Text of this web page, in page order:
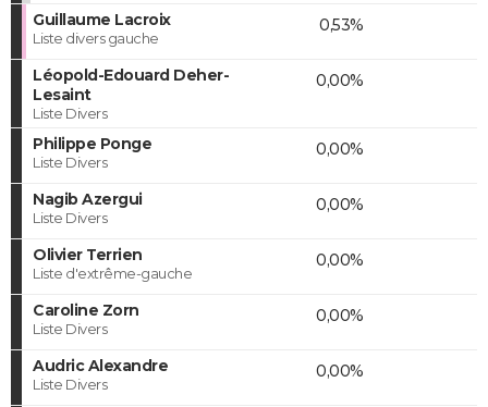
Guillaume Lacroix
Liste divers gauche
0,53%
Léopold-Edouard Deher-
Lesaint
Liste Divers
0,00%
Philippe Ponge
Liste Divers
0,00%
Nagib Azergui
Liste Divers
0,00%
Olivier Terrien
Liste d'extrême-gauche
0,00%
Caroline Zorn
Liste Divers
0,00%
Audric Alexandre
Liste Divers
0,00%